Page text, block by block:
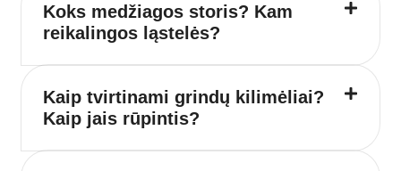
Koks medžiagos storis? Kam
reikalingos ląstelės?
Kaip tvirtinami grindų kilimėliai?
Kaip jais rūpintis?